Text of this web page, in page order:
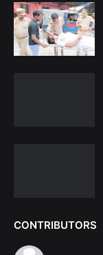
CONTRIBUTORS